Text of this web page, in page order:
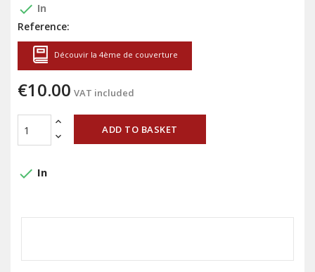
done In
Reference:
Découvir la 4ème de couverture
€10.00 VAT included
ADD TO BASKET
done In